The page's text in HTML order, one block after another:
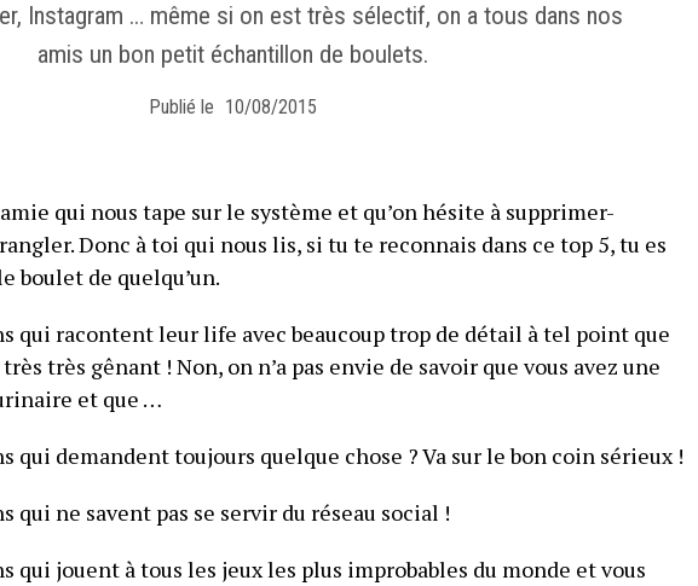
Instagram … même si on est très sélectif, on a tous dans nos
amis un bon petit échantillon de boulets.
Publié le 10/08/2015
qui nous tape sur le système et qu’on hésite à supprimer-
Donc à toi qui nous lis, si tu te reconnais dans ce top 5, tu es
boulet de quelqu’un.
qui racontent leur life avec beaucoup trop de détail à tel point que
très gênant ! Non, on n’a pas envie de savoir que vous avez une
et que …
qui demandent toujours quelque chose ? Va sur le bon coin sérieux !
qui ne savent pas se servir du réseau social !
qui jouent à tous les jeux les plus improbables du monde et vous